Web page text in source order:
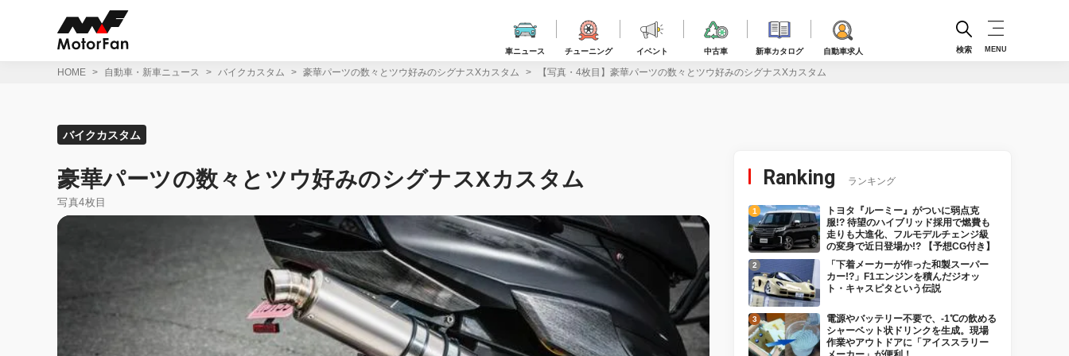
車ニュース チューニング イベント 中古車 新車カタログ 自動車求人 検索 MENU
HOME 自動車・新車ニュース バイクカスタム 豪華パーツの数々とツウ好みのシグナスXカスタム 【写真・4枚目】豪華パーツの数々とツウ好みのシグナスXカスタム
バイクカスタム
豪華パーツの数々とツウ好みのシグナスXカスタム
写真4枚目
Ranking ランキング
トヨタ『ルーミー』がついに弱点克
服!? 待望のハイブリッド採用で燃費も
走りも大進化、フルモデルチェンジ級
の変身で近日登場か!? 【予想CG付き】
「下着メーカーが作った和製スーパー
カー!?」F1エンジンを積んだジオッ
ト・キャスピタという伝説
電源やバッテリー不要で、-1℃の飲める
シャーベット状ドリンクを生成。現場
作業やアウトドアに「アイススラリー